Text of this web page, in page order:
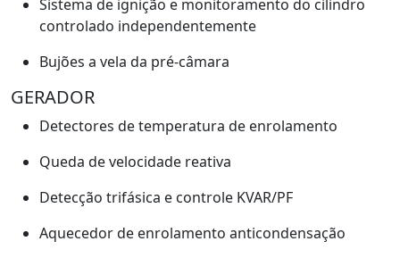
Sistema de ignição e monitoramento do cilindro
controlado independentemente
Bujões a vela da pré-câmara
GERADOR
Detectores de temperatura de enrolamento
Queda de velocidade reativa
Detecção trifásica e controle KVAR/PF
Aquecedor de enrolamento anticondensação